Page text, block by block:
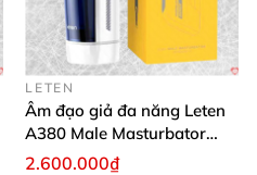
LETEN
Âm đạo giả đa năng Leten
A380 Male Masturbator
Version 4
2.600.000₫